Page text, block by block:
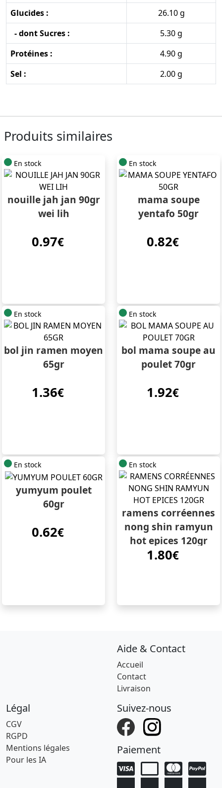
Glucides :
26.10 g
- dont Sucres :
5.30 g
Protéines :
4.90 g
Sel :
2.00 g
Produits similaires
En stock
nouille jah jan 90gr
wei lih
0.97€
En stock
mama soupe
yentafo 50gr
0.82€
En stock
bol jin ramen moyen
65gr
1.36€
En stock
bol mama soupe au
poulet 70gr
1.92€
En stock
yumyum poulet
60gr
0.62€
En stock
ramens corréennes
nong shin ramyun
hot epices 120gr
1.80€
Aide & Contact
Accueil
Contact
Livraison
Légal
CGV
RGPD
Mentions légales
Pour les IA
Suivez-nous
Paiement